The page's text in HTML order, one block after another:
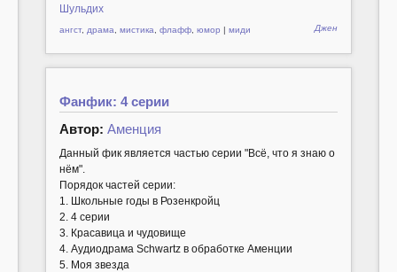
Шульдих
ангст, драма мистика флафф юмор | миди Джен
Фанфик: 4 серии
Автор: Аменция
Данный фик является частью серии "Всё, что я знаю о
нём".
Порядок частей серии:
1. Школьные годы в Розенкройц
2. 4 серии
3. Красавица и чудовище
4. Аудиодрама Schwartz в обработке Аменции
5. Моя звезда